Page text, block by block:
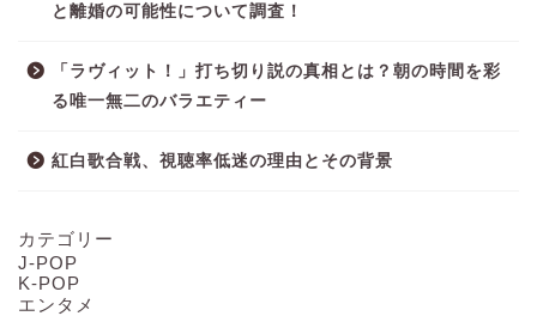
と離婚の可能性について調査！
「ラヴィット！」打ち切り説の真相とは？朝の時間を彩
る唯一無二のバラエティー
紅白歌合戦、視聴率低迷の理由とその背景
カテゴリー
J-POP
K-POP
エンタメ